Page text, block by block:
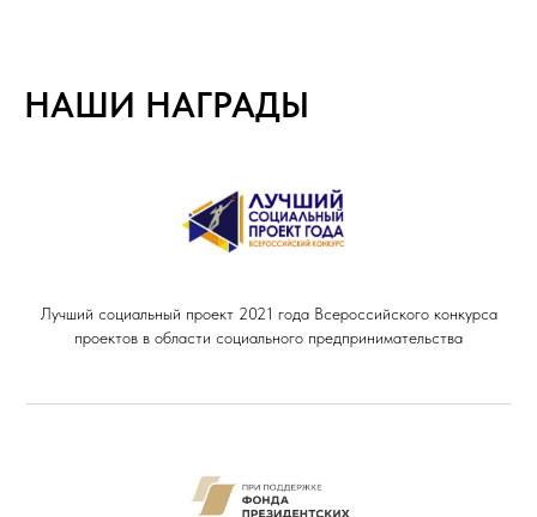
НАШИ НАГРАДЫ
Лучший социальный проект 2021 года Всероссийского конкурса
проектов в области социального предпринимательства